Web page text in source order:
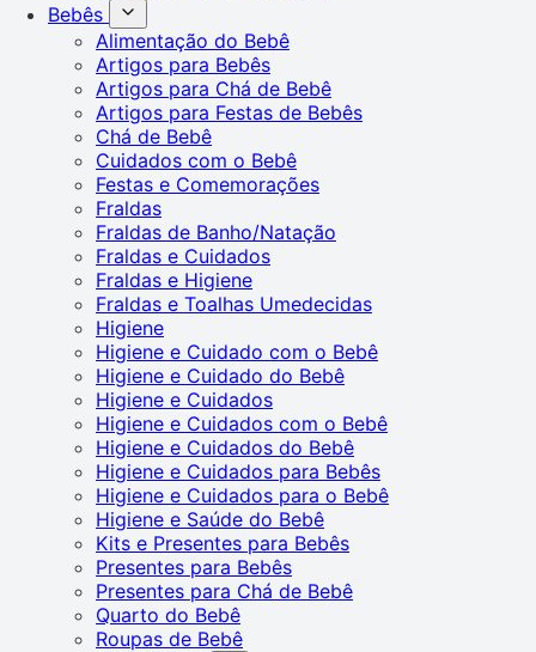
Bebês
Alimentação do Bebê
Artigos para Bebês
Artigos para Chá de Bebê
Artigos para Festas de Bebês
Chá de Bebê
Cuidados com o Bebê
Festas e Comemorações
Fraldas
Fraldas de Banho/Natação
Fraldas e Cuidados
Fraldas e Higiene
Fraldas e Toalhas Umedecidas
Higiene
Higiene e Cuidado com o Bebê
Higiene e Cuidado do Bebê
Higiene e Cuidados
Higiene e Cuidados com o Bebê
Higiene e Cuidados do Bebê
Higiene e Cuidados para Bebês
Higiene e Cuidados para o Bebê
Higiene e Saúde do Bebê
Kits e Presentes para Bebês
Presentes para Bebês
Presentes para Chá de Bebê
Quarto do Bebê
Roupas de Bebê